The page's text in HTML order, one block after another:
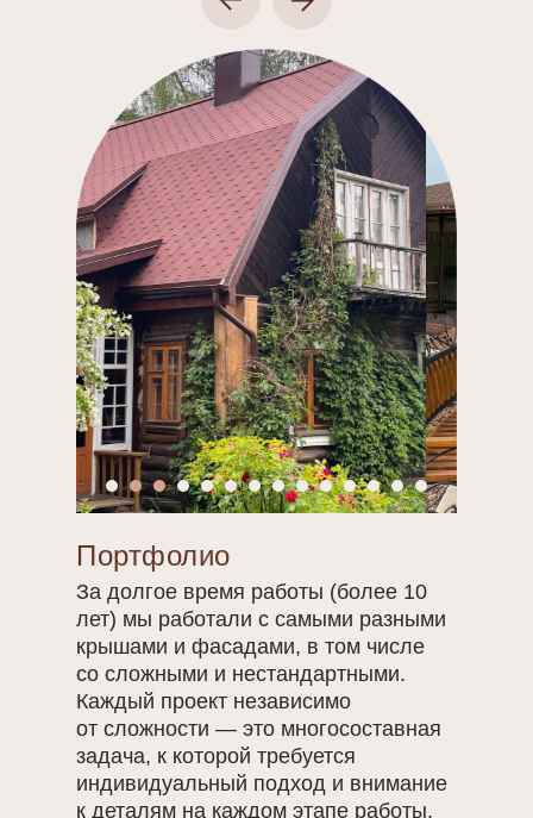
За долгое время работы (более 10
лет) мы работали с самыми разными
крышами и фасадами, в том числе
со сложными и нестандартными.
Каждый проект независимо
от сложности — это многосоставная
задача, к которой требуется
индивидуальный подход и внимание
к деталям на каждом этапе работы.
Портфолио